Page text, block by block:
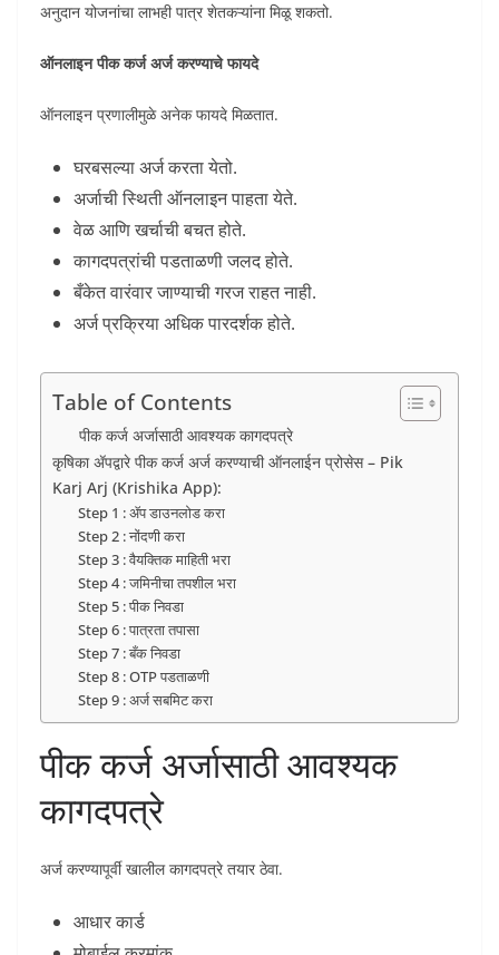
अनुदान योजनांचा लाभही पात्र शेतकऱ्यांना मिळू शकतो.
ऑनलाइन पीक कर्ज अर्ज करण्याचे फायदे
ऑनलाइन प्रणालीमुळे अनेक फायदे मिळतात.
घरबसल्या अर्ज करता येतो.
अर्जाची स्थिती ऑनलाइन पाहता येते.
वेळ आणि खर्चाची बचत होते.
कागदपत्रांची पडताळणी जलद होते.
बँकेत वारंवार जाण्याची गरज राहत नाही.
अर्ज प्रक्रिया अधिक पारदर्शक होते.
Table of Contents
पीक कर्ज अर्जासाठी आवश्यक कागदपत्रे
कृषिका ॲपद्वारे पीक कर्ज अर्ज करण्याची ऑनलाईन प्रोसेस – Pik
Karj Arj (Krishika App):
Step 1 : ॲप डाउनलोड करा
Step 2 : नोंदणी करा
Step 3 : वैयक्तिक माहिती भरा
Step 4 : जमिनीचा तपशील भरा
Step 5 : पीक निवडा
Step 6 : पात्रता तपासा
Step 7 : बँक निवडा
Step 8 : OTP पडताळणी
Step 9 : अर्ज सबमिट करा
पीक कर्ज अर्जासाठी आवश्यक
कागदपत्रे
अर्ज करण्यापूर्वी खालील कागदपत्रे तयार ठेवा.
आधार कार्ड